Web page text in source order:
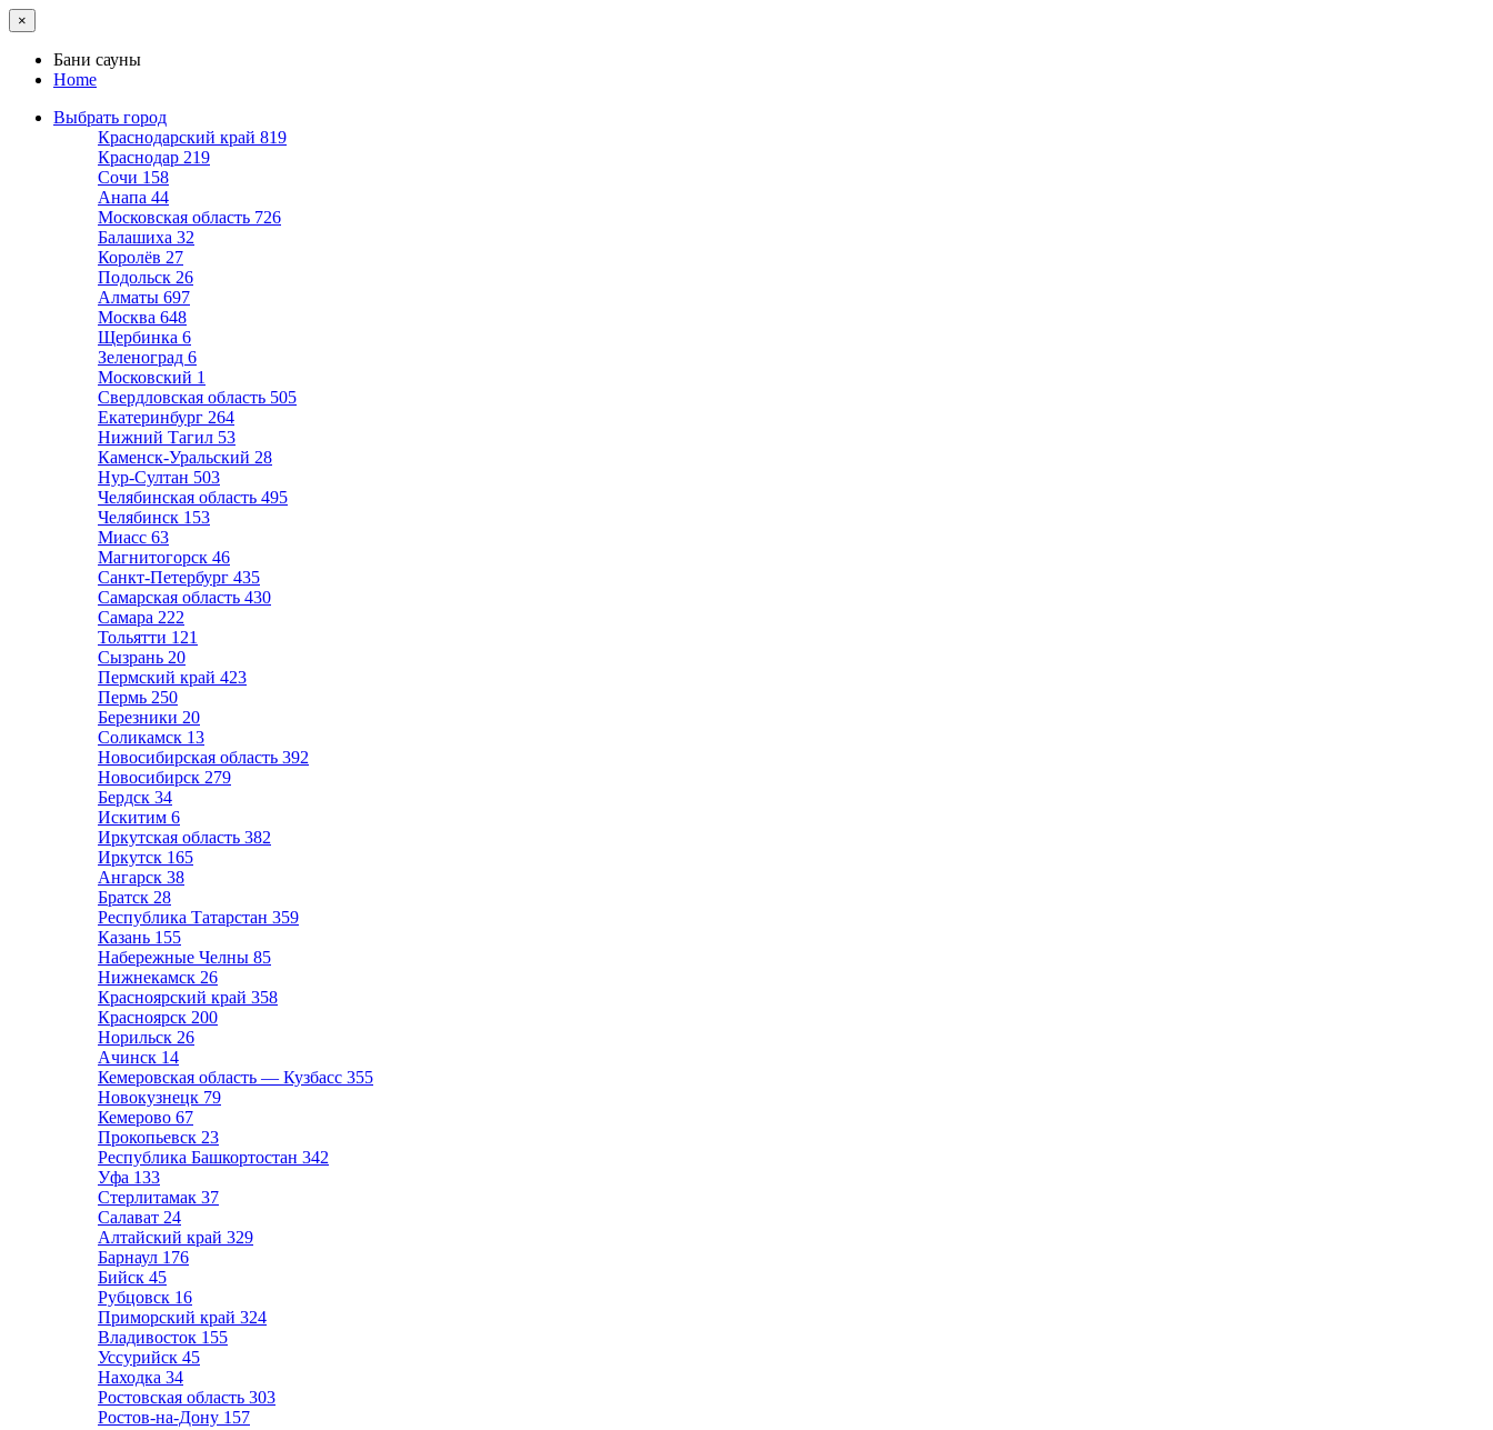
×
Бани сауны
Home
Выбрать город
Краснодарский край 819
Краснодар 219
Сочи 158
Анапа 44
Московская область 726
Балашиха 32
Королёв 27
Подольск 26
Алматы 697
Москва 648
Щербинка 6
Зеленоград 6
Московский 1
Свердловская область 505
Екатеринбург 264
Нижний Тагил 53
Каменск-Уральский 28
Нур-Султан 503
Челябинская область 495
Челябинск 153
Миасс 63
Магнитогорск 46
Санкт-Петербург 435
Самарская область 430
Самара 222
Тольятти 121
Сызрань 20
Пермский край 423
Пермь 250
Березники 20
Соликамск 13
Новосибирская область 392
Новосибирск 279
Бердск 34
Искитим 6
Иркутская область 382
Иркутск 165
Ангарск 38
Братск 28
Республика Татарстан 359
Казань 155
Набережные Челны 85
Нижнекамск 26
Красноярский край 358
Красноярск 200
Норильск 26
Ачинск 14
Кемеровская область — Кузбасс 355
Новокузнецк 79
Кемерово 67
Прокопьевск 23
Республика Башкортостан 342
Уфа 133
Стерлитамак 37
Салават 24
Алтайский край 329
Барнаул 176
Бийск 45
Рубцовск 16
Приморский край 324
Владивосток 155
Уссурийск 45
Находка 34
Ростовская область 303
Ростов-на-Дону 157